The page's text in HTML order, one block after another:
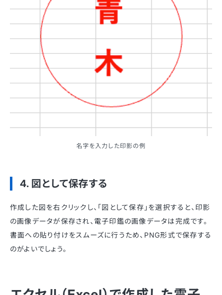
名字を入力した印影の例
4. 図として保存する
作成した図を右クリックし、「図として保存」を選択すると、印影
の画像データが保存され、電子印鑑の画像データは完成です。
書面への貼り付けをスムーズに行うため、PNG形式で保存する
のがよいでしょう。